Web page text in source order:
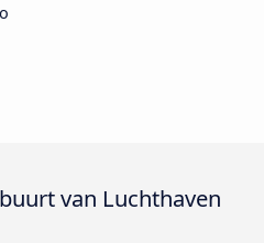
van Luchthaven